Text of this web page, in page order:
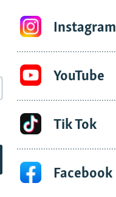
Instagram
YouTube
Tik Tok
Facebook